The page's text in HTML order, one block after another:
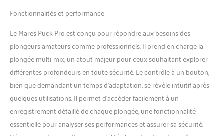
Fonctionnalités et performance
Le Mares Puck Pro est conçu pour répondre aux besoins des
plongeurs amateurs comme professionnels. Il prend en charge la
plongée multi-mix, un atout majeur pour ceux souhaitant explorer
différentes profondeurs en toute sécurité. Le contrôle à un bouton,
bien que demandant un temps d’adaptation, se révèle intuitif après
quelques utilisations. Il permet d’accéder facilement à un
enregistrement détaillé de chaque plongée, une fonctionnalité
essentielle pour analyser ses performances et assurer sa sécurité.